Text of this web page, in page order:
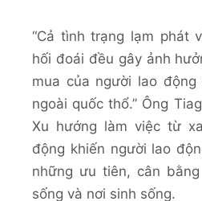
“Cả tình trạng lạm phát
hối đoái đều gây ảnh
mua của người lao
ngoài quốc thổ.” Ông
Xu hướng làm việc từ
động khiến người lao
những ưu tiên, cân
sống và nơi sinh sống.